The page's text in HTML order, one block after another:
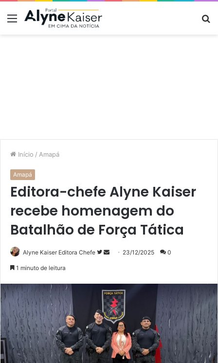
Menu
Início / Amapá
Amapá
Editora-chefe Alyne Kaiser
recebe homenagem do
Batalhão de Força Tática
Alyne Kaiser Editora Chefe
SigaMande23/12/2025 0
1 minuto de leitura